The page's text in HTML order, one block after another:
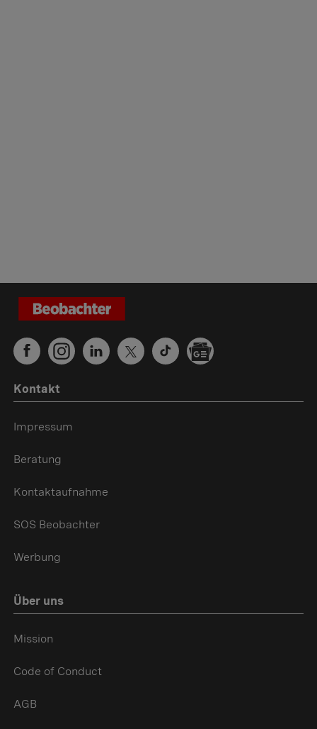
Kontakt
Impressum
Beratung
Kontaktaufnahme
SOS Beobachter
Werbung
Über uns
Mission
Code of Conduct
AGB